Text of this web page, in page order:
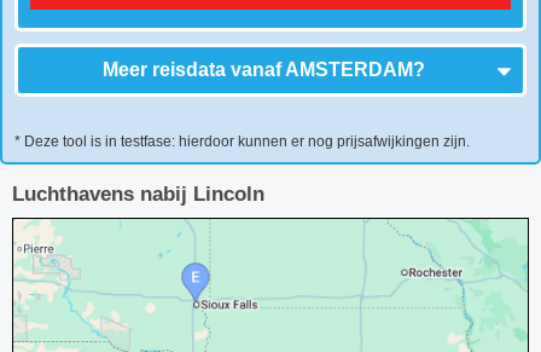
Meer reisdata vanafAMSTERDAM?
* Deze tool is in testfase: hierdoor kunnen er nog prijsafwijkingen zijn.
Luchthavens nabij Lincoln